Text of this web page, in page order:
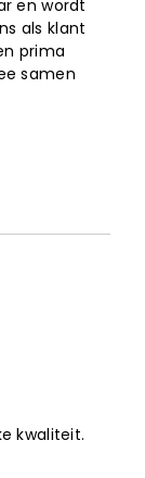
en wordt
als klant
prima
samen
kwaliteit.